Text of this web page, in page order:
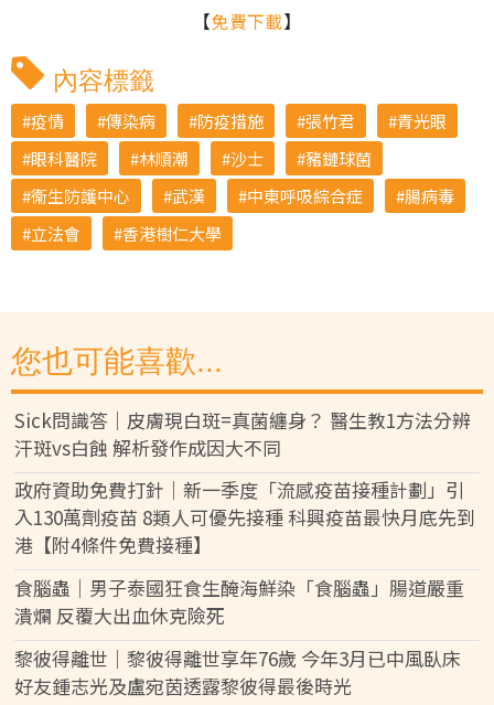
【免費下載】
內容標籤
疫情 傳染病 防疫措施 張竹君
青光眼
眼科醫院
林順潮 沙士
豬鏈球菌
衞生防護中心
武漢 中東呼吸綜合症
腸病毒
立法會
香港樹仁大學
您也可能喜歡...
Sick問識答｜皮膚現白斑=真菌纏身？ 醫生教1方法分辨
汗斑vs白蝕 解析發作成因大不同
政府資助免費打針｜新一季度「流感疫苗接種計劃」引
入130萬劑疫苗 8類人可優先接種 科興疫苗最快月底先到
港【附4條件免費接種】
食腦蟲｜男子泰國狂食生醃海鮮染「食腦蟲」腸道嚴重
潰爛 反覆大出血休克險死
黎彼得離世｜黎彼得離世享年76歲 今年3月已中風臥床
好友鍾志光及盧宛茵透露黎彼得最後時光